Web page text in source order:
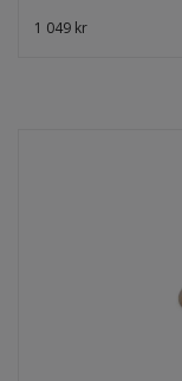
1 049 kr